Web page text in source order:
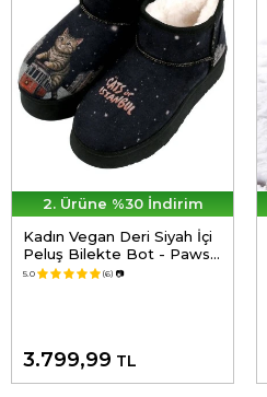
2. Ürüne %30 İndirim
Kadın Vegan Deri Siyah İçi
Peluş Bilekte Bot - Paws
on Taksim Tasarım
5.0 (6) 📷
3.799,99 TL